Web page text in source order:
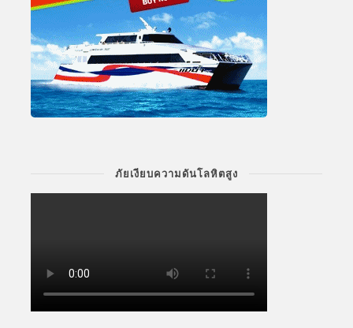
ภัยเงียบความดันโลหิตสูง